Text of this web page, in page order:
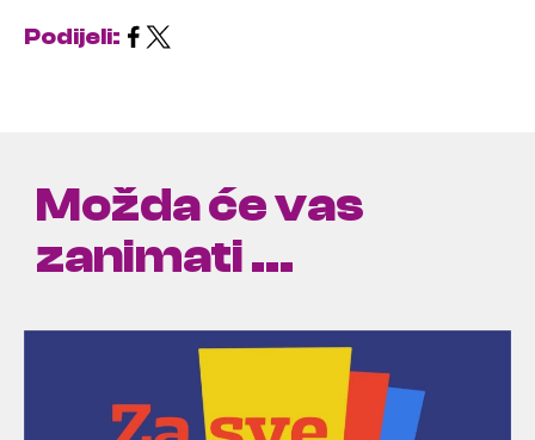
Podijeli:
Možda će vas
zanimati ...